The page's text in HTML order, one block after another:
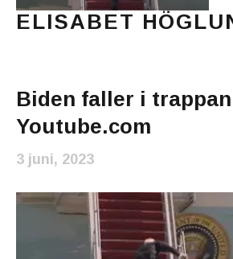
ELISABET
Biden faller i trappan
Youtube.com
3 juni, 2023